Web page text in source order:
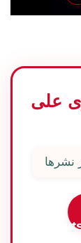
على
نشرها